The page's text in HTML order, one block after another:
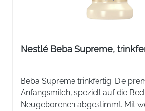
Nestlé Beba Supreme,
Beba Supreme trinkfertig: Die
Anfangsmilch, speziell auf die
Neugeborenen abgestimmt. Mit